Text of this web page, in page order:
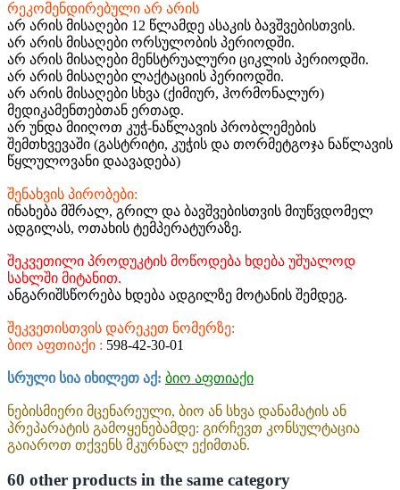
რეკომენდირებული არ არის
არ არის მისაღები 12 წლამდე ასაკის ბავშვებისთვის.
არ არის მისაღები ორსულობის პერიოდში.
არ არის მისაღები მენსტრუალური ციკლის პერიოდში.
არ არის მისაღები ლაქტაციის პერიოდში.
არ არის მისაღები სხვა (ქიმიურ, ჰორმონალურ)
მედიკამენთებთან ერთად.
არ უნდა მიიღოთ კუჭ-ნაწლავის პრობლემების
შემთხვევაში (გასტრიტი, კუჭის და თორმეტგოჯა ნაწლავის
წყლულოვანი დაავადება)
შენახვის პირობები:
ინახება მშრალ, გრილ და ბავშვებისთვის მიუწვდომელ
ადგილას, ოთახის ტემპერატურაზე.
შეკვეთილი პროდუკტის მოწოდება ხდება უშუალოდ
სახლში მიტანით.
ანგარიშსწორება ხდება ადგილზე მოტანის შემდეგ.
შეკვეთისთვის დარეკეთ ნომერზე:
ბიო აფთიაქი : 598-42-30-01
სრული სია იხილეთ აქ: ბიო აფთიაქი
ნებისმიერი მცენარეული, ბიო ან სხვა დანამატის ან
პრეპარატის გამოყენებამდე: გირჩევთ კონსულტაცია
გაიაროთ თქვენს მკურნალ ექიმთან.
60 other products in the same category